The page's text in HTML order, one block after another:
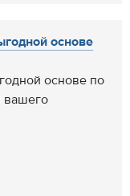
основе
основе по
вашего